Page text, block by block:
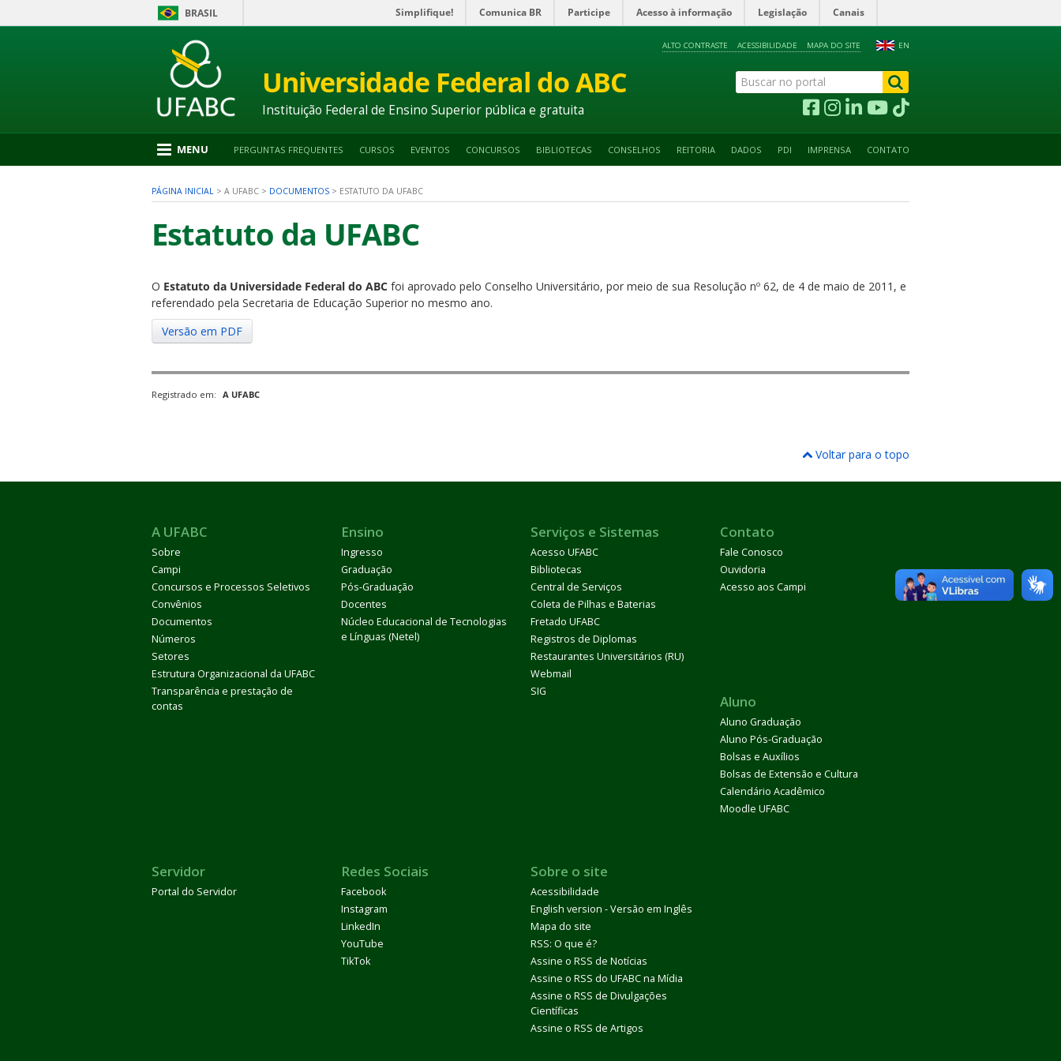
BRASIL Simplifique! Comunica BR Participe Acesso à informação Legislação Canais
para
2
Ir
4
EN
ALTO CONTRASTE ACESSIBILIDADE MAPA DO SITE
Universidade Federal do ABC
Instituição Federal de Ensino Superior pública e gratuita
MENU PERGUNTAS FREQUENTES CURSOS EVENTOS CONCURSOS BIBLIOTECAS CONSELHOS REITORIA DADOS PDI IMPRENSA CONTATO
PÁGINA INICIAL > A UFABC > DOCUMENTOS > ESTATUTO DA UFABC
Estatuto da UFABC
O Estatuto da Universidade Federal do ABC foi aprovado pelo Conselho Universitário, por meio de sua Resolução nº 62, de 4 de maio de 2011, e
referendado pela Secretaria de Educação Superior no mesmo ano.
Versão em PDF
Registrado em: A UFABC
Voltar para o topo
A UFABC
Sobre
Campi
Concursos e Processos Seletivos
Convênios
Documentos
Números
Setores
Estrutura Organizacional da UFABC
Transparência e prestação de
contas
Ensino
Ingresso
Graduação
Pós-Graduação
Docentes
Núcleo Educacional de Tecnologias
e Línguas (Netel)
Serviços e Sistemas
Acesso UFABC
Bibliotecas
Central de Serviços
Coleta de Pilhas e Baterias
Fretado UFABC
Registros de Diplomas
Restaurantes Universitários (RU)
Webmail
SIG
Contato
Fale Conosco
Ouvidoria
Acesso aos Campi
Aluno
Aluno Graduação
Aluno Pós-Graduação
Bolsas e Auxílios
Bolsas de Extensão e Cultura
Calendário Acadêmico
Moodle UFABC
Servidor
Portal do Servidor
Redes Sociais
Facebook
Instagram
LinkedIn
YouTube
TikTok
Sobre o site
Acessibilidade
English version - Versão em Inglês
Mapa do site
RSS: O que é?
Assine o RSS de Notícias
Assine o RSS do UFABC na Mídia
Assine o RSS de Divulgações
Científicas
Assine o RSS de Artigos